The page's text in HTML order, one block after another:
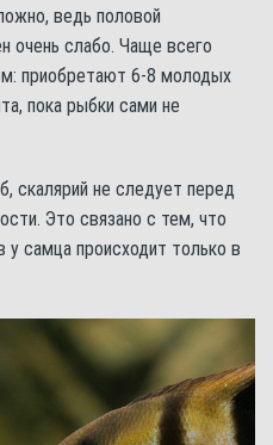
ведь половой
очень слабо. Чаще всего
приобретают 6-8 молодых
пока рыбки сами не
скалярий не следует перед
Это связано с тем, что
у самца происходит только в